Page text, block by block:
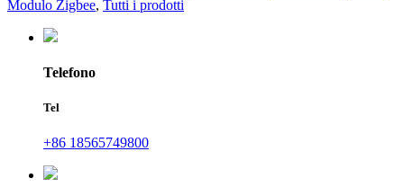
Modulo Zigbee, Tutti i prodotti
Telefono
Tel
+86 18565749800